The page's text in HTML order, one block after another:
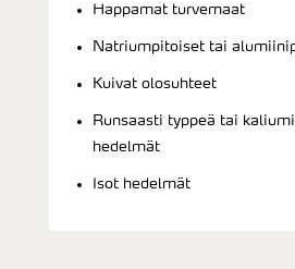
Happamat turvemaat
Natriumpitoiset tai
Kuivat olosuhteet
Runsaasti typpeä tai
hedelmät
Isot hedelmät